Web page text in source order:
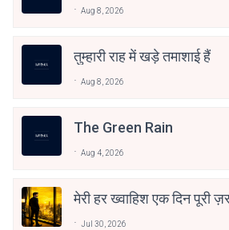
Aug 8, 2026
तुम्हारी राह में खड़े तमाशाई हैं
Aug 8, 2026
The Green Rain
Aug 4, 2026
मेरी हर ख्वाहिश एक दिन पूरी
Jul 30, 2026